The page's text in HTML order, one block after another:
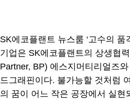
SK에코플랜트 뉴스룸 ‘고수의 품
기업은 SK에코플랜트의 상생협
Partner, BP) 에스지머티리얼즈
드그래핀이다. 불가능할 것처럼
의 꿈이 어느 작은 공장에서 실현